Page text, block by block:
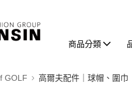
商品分類
GOLF 高爾夫配件｜球帽、圍巾